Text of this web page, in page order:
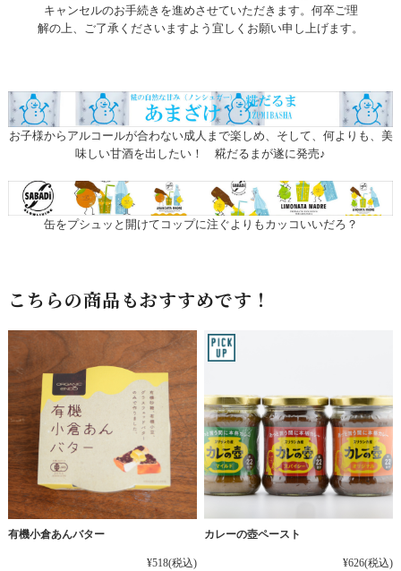
キャンセルのお手続きを進めさせていただきます。何卒ご理
解の上、ご了承くださいますよう宜しくお願い申し上げます。
お子様からアルコールが合わない成人まで楽しめ、そして、何よりも、美
味しい甘酒を出したい！ 糀だるまが遂に発売♪
缶をプシュッと開けてコップに注ぐよりもカッコいいだろ？
こちらの商品もおすすめです！
有機小倉あんバター
¥518(税込)
カレーの壺ペースト
¥626(税込)